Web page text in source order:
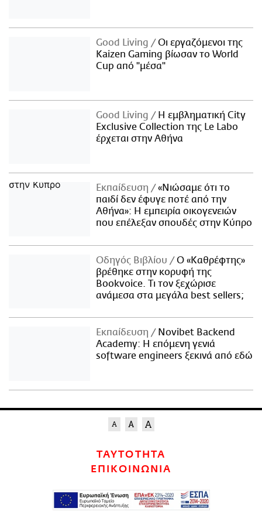
Good Living
Οι εργαζόμενοι της
Kaizen Gaming βίωσαν το World
Cup από "μέσα"
Good Living
Η εμβληματική City
Exclusive Collection της Le Labo
έρχεται στην Αθήνα
Εκπαίδευση
«Νιώσαμε ότι το
παιδί δεν έφυγε ποτέ από την
Αθήνα»: Η εμπειρία οικογενειών
που επέλεξαν σπουδές στην Κύπρο
Οδηγός Βιβλίου
Ο «Καθρέφτης»
βρέθηκε στην κορυφή της
Bookvoice. Τι τον ξεχώρισε
ανάμεσα στα μεγάλα best sellers;
Εκπαίδευση
Novibet Backend
Academy: Η επόμενη γενιά
software engineers ξεκινά από εδώ
ΤΑΥΤΟΤΗΤΑ
ΕΠΙΚΟΙΝΩΝΙΑ